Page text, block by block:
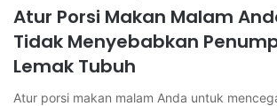
Atur Porsi Makan Malam
Tidak Menyebabkan
Lemak Tubuh
Atur porsi makan malam Anda untuk